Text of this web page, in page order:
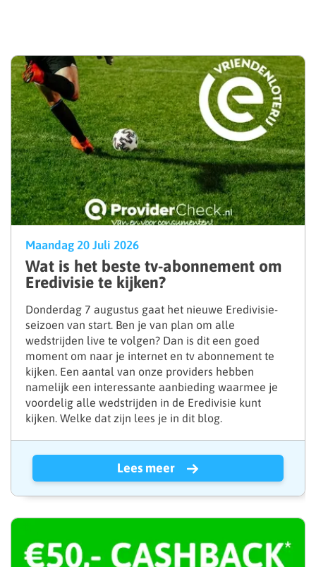
Maandag 20 Juli 2026
Wat is het beste tv-abonnement om
Eredivisie te kijken?
Donderdag 7 augustus gaat het nieuwe Eredivisie-
seizoen van start. Ben je van plan om alle
wedstrijden live te volgen? Dan is dit een goed
moment om naar je internet en tv abonnement te
kijken. Een aantal van onze providers hebben
namelijk een interessante aanbieding waarmee je
voordelig alle wedstrijden in de Eredivisie kunt
kijken. Welke dat zijn lees je in dit blog.
Lees meer